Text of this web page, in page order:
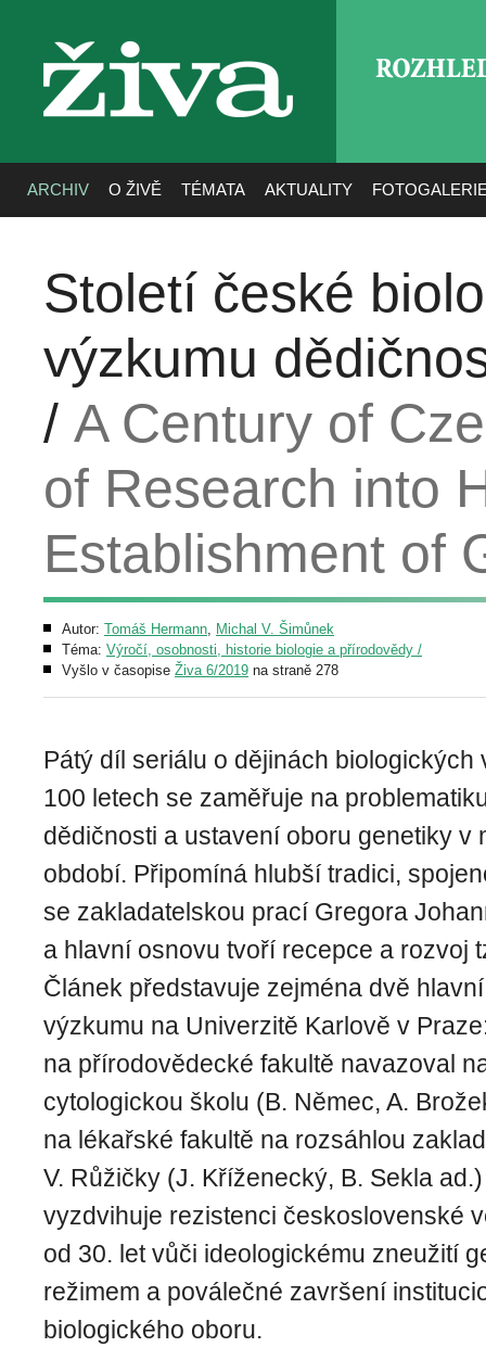
živa
ARCHIV O ŽIVĚ TÉMATA AKTUALITY
Století české
výzkumu
/ A Century of
of Research into
Establishment of
Autor: Tomáš Hermann, Michal V. Šimůnek
Téma: Výročí, osobnosti, historie biologie a přírodovědy /
Vyšlo v časopise Živa 6/2019 na straně 278
Pátý díl seriálu o dějinách biologických
100 letech se zaměřuje na
dědičnosti a ustavení oboru genetiky v
období. Připomíná hlubší tradici,
se zakladatelskou prací Gregora
a hlavní osnovu tvoří recepce a rozvoj
Článek představuje zejména dvě
výzkumu na Univerzitě Karlově v
na přírodovědecké fakultě navazoval
cytologickou školu (B. Němec, A.
na lékařské fakultě na rozsáhlou
V. Růžičky (J. Kříženecký, B. Sekla
vyzdvihuje rezistenci československé
od 30. let vůči ideologickému zneužití
režimem a poválečné završení
biologického oboru.